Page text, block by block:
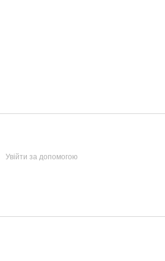
Увійти за допомогою